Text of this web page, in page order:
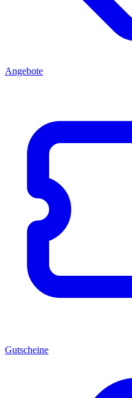
Angebote
Gutscheine